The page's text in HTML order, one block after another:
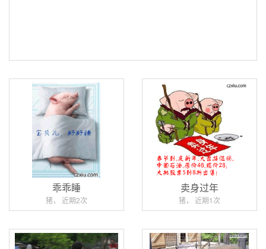
乖乖睡
猪， 近期2次
卖身过年
猪， 近期1次